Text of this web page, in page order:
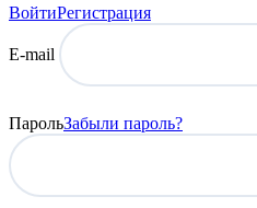
ВойтиРегистрация
E-mail
ПарольЗабыли пароль?